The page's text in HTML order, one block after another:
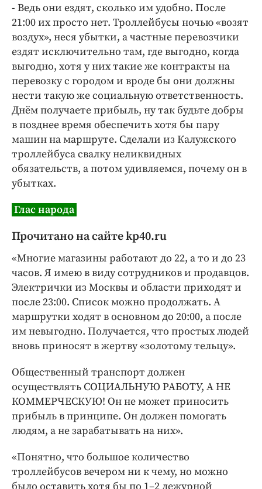
- Ведь они ездят, сколько им удобно. После
21:00 их просто нет. Троллейбусы ночью «возят
воздух», неся убытки, а частные перевозчики
ездят исключительно там, где выгодно, когда
выгодно, хотя у них такие же контракты на
перевозку с городом и вроде бы они должны
нести такую же социальную ответственность.
Днём получаете прибыль, ну так будьте добры
в позднее время обеспечить хотя бы пару
машин на маршруте. Сделали из Калужского
троллейбуса свалку неликвидных
обязательств, а потом удивляемся, почему он в
убытках.
Глас народа
Прочитано на сайте kp40.ru
«Многие магазины работают до 22, а то и до 23
часов. Я имею в виду сотрудников и продавцов.
Электрички из Москвы и области приходят и
после 23:00. Список можно продолжать. А
маршрутки ходят в основном до 20:00, а после
им невыгодно. Получается, что простых людей
вновь приносят в жертву «золотому тельцу».
Общественный транспорт должен
осуществлять СОЦИАЛЬНУЮ РАБОТУ, А НЕ
КОММЕРЧЕСКУЮ! Он не может приносить
прибыль в принципе. Он должен помогать
людям, а не зарабатывать на них».
«Понятно, что большое количество
троллейбусов вечером ни к чему, но можно
было оставить хотя бы по 1–2 дежурной